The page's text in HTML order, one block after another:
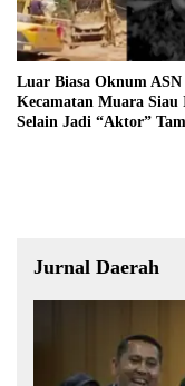
Luar Biasa Oknum ASN
Kecamatan Muara Siau
Selain Jadi “Aktor”
Jurnal Daerah